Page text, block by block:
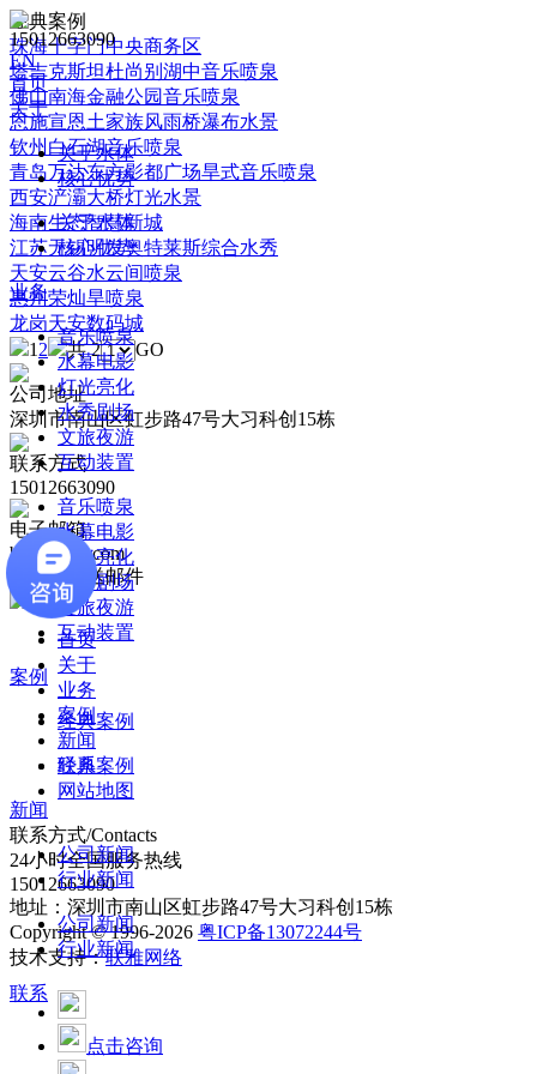
15012663090
EN
首页
关于
关于水体
核心优势
关于水体
核心优势
业务
音乐喷泉
水幕电影
灯光亮化
水秀剧场
文旅夜游
互动装置
音乐喷泉
水幕电影
灯光亮化
水秀剧场
文旅夜游
互动装置
案例
经典案例
经典案例
新闻
公司新闻
行业新闻
公司新闻
行业新闻
联系
经典案例
珠海十字门中央商务区
塔吉克斯坦杜尚别湖中音乐喷泉
佛山南海金融公园音乐喷泉
恩施宣恩土家族风雨桥瀑布水景
钦州白石湖音乐喷泉
青岛万达东方影都广场旱式音乐喷泉
西安浐灞大桥灯光水景
海南生态智慧新城
江苏无锡明发奥特莱斯综合水秀
天安云谷水云间喷泉
惠州荣灿旱喷泉
龙岗天安数码城
1 2 共 2 GO
公司地址
深圳市南山区虹步路47号大习科创15栋
联系方式
15012663090
电子邮箱
bd@shuiti.com
给我们发送邮件
首页
关于
业务
案例
新闻
联系
网站地图
联系方式/Contacts
24小时全国服务热线
15012663090
地址：深圳市南山区虹步路47号大习科创15栋
Copyright © 1996-2026 粤ICP备13072244号
技术支持：联雅网络
点击咨询